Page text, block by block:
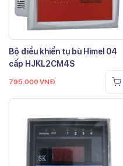
Bộ điều khiển tụ bù Himel 04
cấp HJKL2CM4S
795.000 VNĐ